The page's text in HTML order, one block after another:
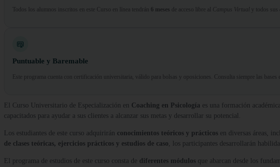
Todos los alumnos inscritos en este Curso en línea tendrán 6 meses de acceso libre al Campus Virtual y todos sus
Puntuable y Baremable
Este programa cuenta con certificación universitaria, válido para bolsas y oposiciones. Consulta siempre las
El Curso Universitario de Especialización en Coaching en Psicología es una formación
capacitados para ayudar a sus clientes a alcanzar sus metas y desarrollar su potencial.
Los estudiantes de este curso adquirirán conocimientos teóricos y prácticos en diversas áreas,
de clases teóricas, ejercicios prácticos y estudios de caso, los participantes desarrollarán
El programa de estudios de este curso consta de diferentes módulos que abarcan desde los